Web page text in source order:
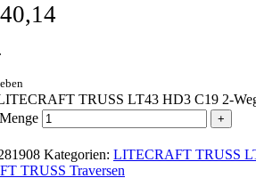
TRUSS LT43 HD3 C19 2-
Kategorien: LITECRAFT TRUSS
TRUSS Traversen